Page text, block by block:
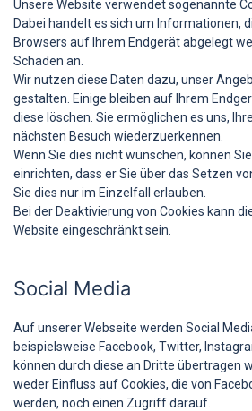
Unsere Website verwendet sogenannte
Dabei handelt es sich um Informationen,
Browsers auf Ihrem Endgerät abgelegt
Schaden an.
Wir nutzen diese Daten dazu, unser
gestalten. Einige bleiben auf Ihrem
diese löschen. Sie ermöglichen es uns,
nächsten Besuch wiederzuerkennen.
Wenn Sie dies nicht wünschen, können
einrichten, dass er Sie über das Setzen
Sie dies nur im Einzelfall erlauben.
Bei der Deaktivierung von Cookies kann
Website eingeschränkt sein.
Social Media
Auf unserer Webseite werden Social
beispielsweise Facebook, Twitter,
können durch diese an Dritte übertragen
weder Einfluss auf Cookies, die von
werden, noch einen Zugriff darauf.